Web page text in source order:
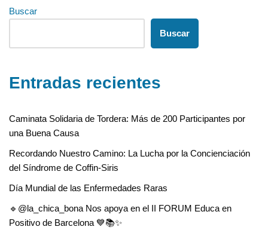
Buscar
Buscar
Entradas recientes
Caminata Solidaria de Tordera: Más de 200 Participantes por
una Buena Causa
Recordando Nuestro Camino: La Lucha por la Concienciación
del Síndrome de Coffin-Siris
Día Mundial de las Enfermedades Raras
🔹@la_chica_bona Nos apoya en el II FORUM Educa en
Positivo de Barcelona 💙📚✨